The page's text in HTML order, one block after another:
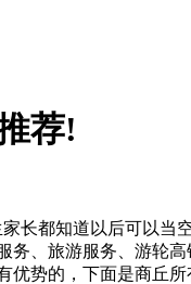
荐!
长都知道以后可以
、旅游服务、游轮
势的，下面是商丘